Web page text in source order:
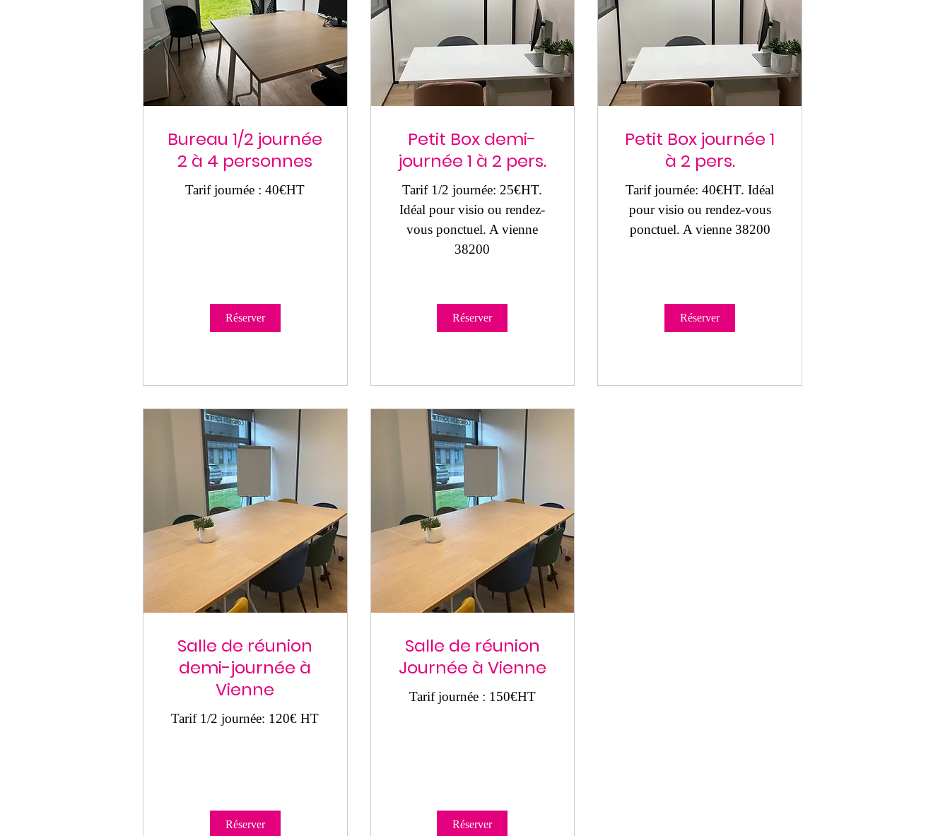
Bureau 1/2 journée
2 à 4 personnes
Tarif journée : 40€HT
Réserver
Petit Box demi-
journée 1 à 2 pers.
Tarif 1/2 journée: 25€HT.
Idéal pour visio ou rendez-
vous ponctuel. A vienne
38200
Réserver
Petit Box journée 1
à 2 pers.
Tarif journée: 40€HT. Idéal
pour visio ou rendez-vous
ponctuel. A vienne 38200
Réserver
Salle de réunion
demi-journée à
Vienne
Tarif 1/2 journée: 120€ HT
Réserver
Salle de réunion
Journée à Vienne
Tarif journée : 150€HT
Réserver